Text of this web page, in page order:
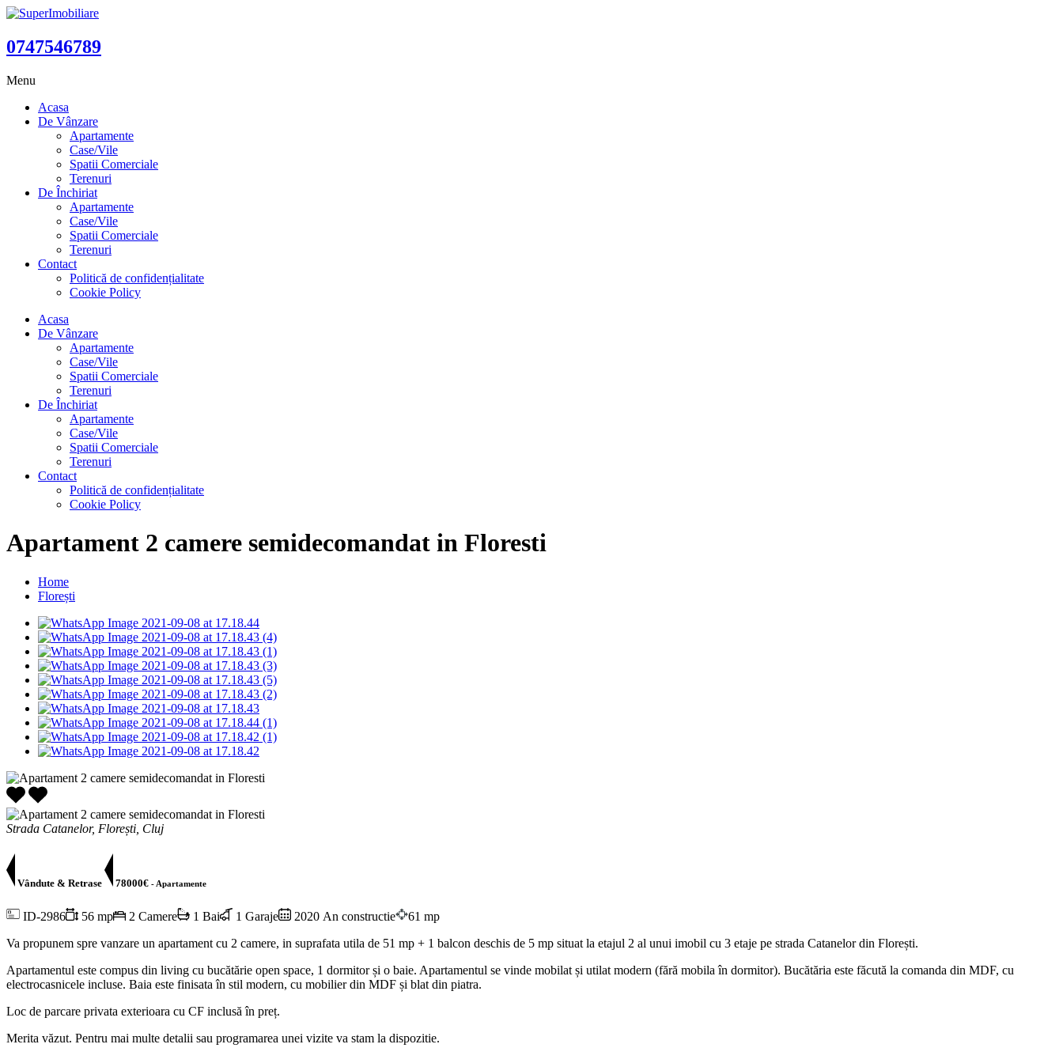
0747546789
Menu
Acasa
De Vânzare
Apartamente
Case/Vile
Spatii Comerciale
Terenuri
De Închiriat
Apartamente
Case/Vile
Spatii Comerciale
Terenuri
Contact
Politică de confidențialitate
Cookie Policy
Acasa
De Vânzare
Apartamente
Case/Vile
Spatii Comerciale
Terenuri
De Închiriat
Apartamente
Case/Vile
Spatii Comerciale
Terenuri
Contact
Politică de confidențialitate
Cookie Policy
Apartament 2 camere semidecomandat in Floresti
Home
Florești
Strada Catanelor, Florești, Cluj
Vândute & Retrase 78000€ - Apartamente
ID-2986 56 mp 2 Camere 1 Bai 1 Garaje 2020 An constructie
61 mp
Va propunem spre vanzare un apartament cu 2 camere, in suprafata utila de 51 mp + 1 balcon deschis de 5 mp situat la etajul 2 al unui imobil cu 3 etaje pe strada Catanelor din Florești.
Apartamentul este compus din living cu bucătărie open space, 1 dormitor și o baie. Apartamentul se vinde mobilat și utilat modern (fără mobila în dormitor). Bucătăria este făcută la comanda din MDF, cu
electrocasnicele incluse. Baia este finisata în stil modern, cu mobilier din MDF și blat din piatra.
Loc de parcare privata exterioara cu CF inclusă în preț.
Merita văzut. Pentru mai multe detalii sau programarea unei vizite va stam la dispozitie.